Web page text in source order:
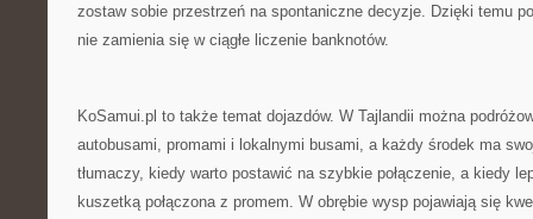
zostaw sobie przestrzeń na spontaniczne decyzje. Dzięki temu
nie zamienia się w ciągłe liczenie banknotów.
KoSamui.pl to także temat dojazdów. W Tajlandii można
autobusami, promami i lokalnymi busami, a każdy środek ma
tłumaczy, kiedy warto postawić na szybkie połączenie, a kiedy
kuszetką połączona z promem. W obrębie wysp pojawiają się